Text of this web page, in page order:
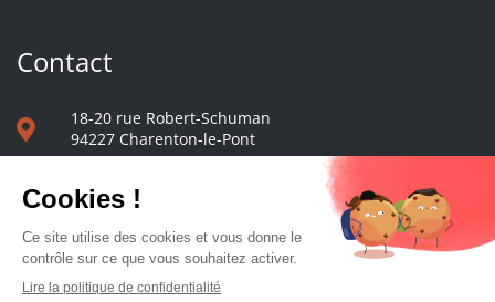
Contact
18-20 rue Robert-Schuman
94227 Charenton-le-Pont